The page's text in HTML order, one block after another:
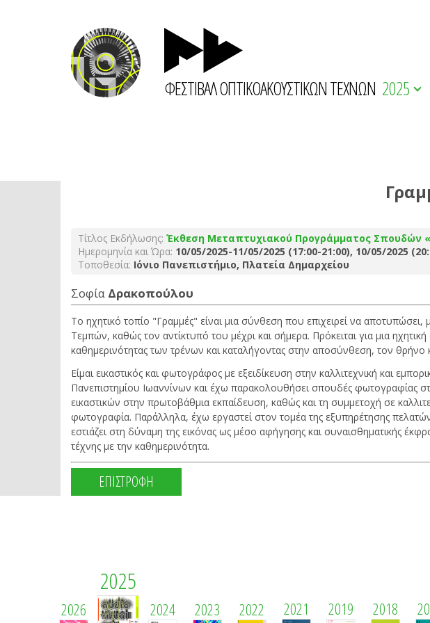
ΦΕΣΤΙΒΑΛ ΟΠΤΙΚΟΑΚΟΥΣΤΙΚΩΝ ΤΕΧΝΩΝ 2025
Τίτλος Εκδήλωσης: Έκθεση Μεταπτυχιακού Προγράμματος Σπουδών
Ημερομηνία και Ώρα: 10/05/2025-11/05/2025 (17:00-21:00), 10/05/2025
Τοποθεσία: Ιόνιο Πανεπιστήμιο, Πλατεία Δημαρχείου
Σοφία Δρακοπούλου
Το ηχητικό τοπίο "Γραμμές" είναι μια σύνθεση που επιχειρεί να
Τεμπών, καθώς τον αντίκτυπό του μέχρι και σήμερα. Πρόκειται για μια
καθημερινότητας των τρένων και καταλήγοντας στην αποσύνθεση, τον
Είμαι εικαστικός και φωτογράφος με εξειδίκευση στην καλλιτεχνική και
Πανεπιστημίου Ιωαννίνων και έχω παρακολουθήσει σπουδές φωτογραφίας
εικαστικών στην πρωτοβάθμια εκπαίδευση, καθώς και τη συμμετοχή σε
φωτογραφία. Παράλληλα, έχω εργαστεί στον τομέα της εξυπηρέτησης
εστιάζει στη δύναμη της εικόνας ως μέσο αφήγησης και συναισθηματικής
τέχνης με την καθημερινότητα.
ΕΠΙΣΤΡΟΦΗ
2026
2025
2024 2023 2022 2021 2019 2018